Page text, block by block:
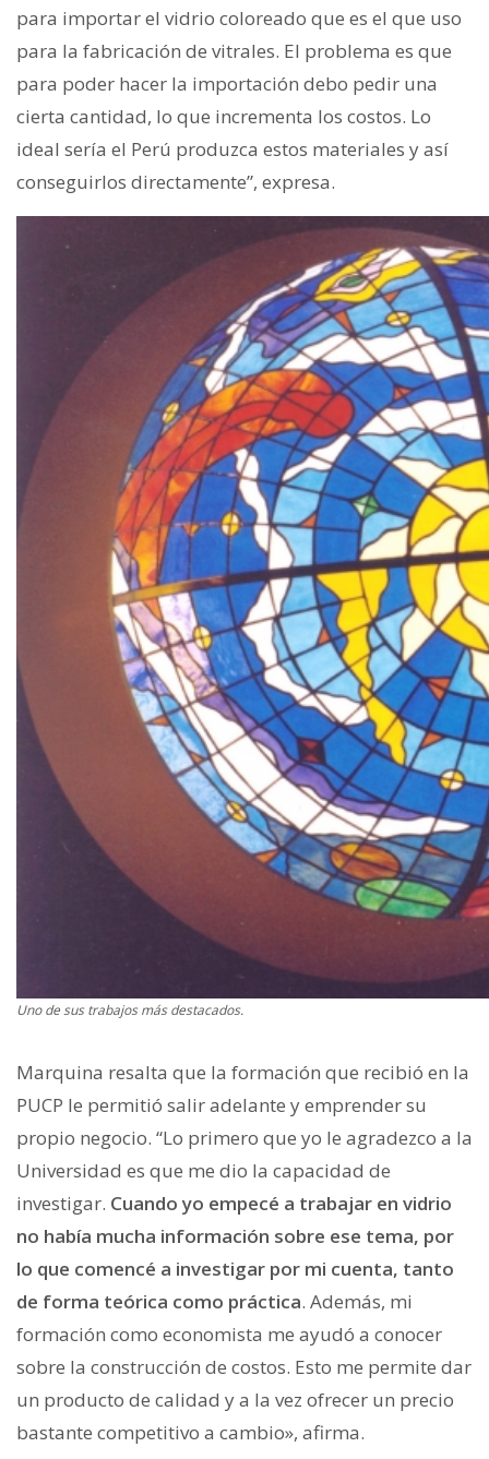
para importar el vidrio coloreado que es el que uso
para la fabricación de vitrales. El problema es que
para poder hacer la importación debo pedir una
cierta cantidad, lo que incrementa los costos. Lo
ideal sería el Perú produzca estos materiales y así
conseguirlos directamente”, expresa.
Uno de sus trabajos más destacados.
Marquina resalta que la formación que recibió en la
PUCP le permitió salir adelante y emprender su
propio negocio. “Lo primero que yo le agradezco a la
Universidad es que me dio la capacidad de
investigar. Cuando yo empecé a trabajar en vidrio
no había mucha información sobre ese tema, por
lo que comencé a investigar por mi cuenta, tanto
de forma teórica como práctica. Además, mi
formación como economista me ayudó a conocer
sobre la construcción de costos. Esto me permite dar
un producto de calidad y a la vez ofrecer un precio
bastante competitivo a cambio», afirma.